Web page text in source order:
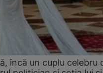
încă un cuplu celebru